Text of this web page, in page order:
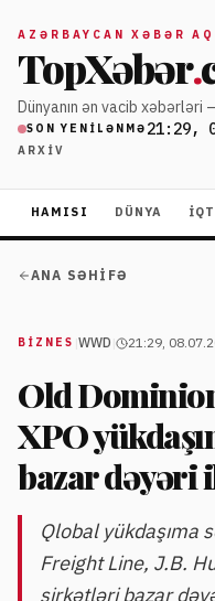
AZƏRBAYCAN XƏBƏR
TopXəbər.
Dünyanın ən vacib xəbərləri
SON YENILƏNMƏ 21:29,
ARXIV
HAMISI DÜNYA
ANA SƏHIFƏ
BIZNES WWD 21:29,
Old
XPO
bazar dəyəri
Qlobal yükdaşıma
Freight Line, J.B.
şirkətləri bazar